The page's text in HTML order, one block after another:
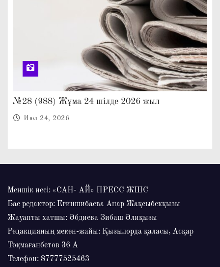
№28 (988) Жұма 24 шілде 2026 жыл
Июл 24, 2026
Меншік иесі: «САН- АЙ» ПРЕСС ЖШС
Бас редактор: Егиншибаева Анар Жақсыбекқызы
Жауапты хатшы: Әбдиева Зибаш Әлиқызы
Редакцияның мекен-жайы: Қызылорда қаласы, Асқар
Тоқмағанбетов 36 А
Телефон: 87777525463